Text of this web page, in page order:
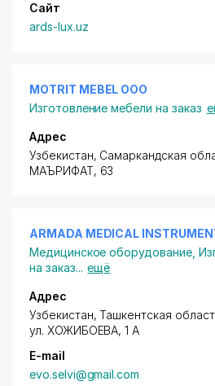
Сайт
ards-lux.uz
MOTRIT MEBEL ООО
Изготовление мебели на заказ
Адрес
Узбекистан, Самаркандская
МАЪРИФАТ, 63
ARMADA MEDICAL
Медицинское оборудование,
на заказ... ещё
Адрес
Узбекистан, Ташкентская
ул. ХОЖИБОЕВА, 1 А
E-mail
evo.selvi@gmail.com